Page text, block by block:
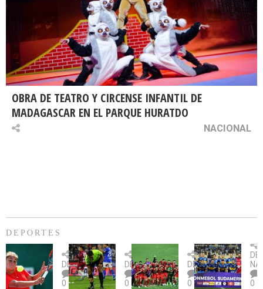
OBRA DE TEATRO Y CIRCENSE INFANTIL DE
MADAGASCAR EN EL PARQUE HURATDO
NACIONAL
DEPORTES
Billie
Jean
King
Cup:
DEPORTES
0
U.
Católica
fue
citada
DEPORTES
0
Copa
Sudamericana:
U.
La
DEPORTES
0
un
0